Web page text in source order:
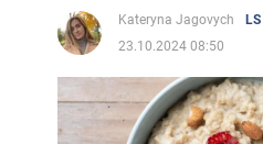
Kateryna Jagovych
23.10.2024 08:50